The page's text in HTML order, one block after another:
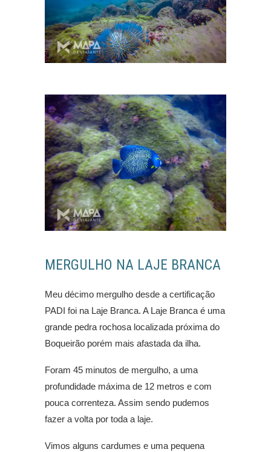
MERGULHO NA LAJE BRANCA
Meu décimo mergulho desde a certificação
PADI foi na Laje Branca. A Laje Branca é uma
grande pedra rochosa localizada próxima do
Boqueirão porém mais afastada da ilha.
Foram 45 minutos de mergulho, a uma
profundidade máxima de 12 metros e com
pouca correnteza. Assim sendo pudemos
fazer a volta por toda a laje.
Vimos alguns cardumes e uma pequena